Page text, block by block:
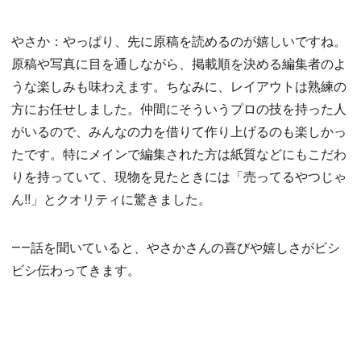
やさか：やっぱり、先に原稿を読めるのが嬉しいですね。
原稿や写真に目を通しながら、掲載順を決める編集者のよ
うな楽しみも味わえます。ちなみに、レイアウトは熟練の
方にお任せしました。仲間にそういうプロの技を持った人
がいるので、みんなの力を借りて作り上げるのも楽しかっ
たです。特にメインで編集された方は紙質などにもこだわ
りを持っていて、現物を見たときには「売ってるやつじゃ
ん!!」とクオリティに驚きました。
――話を聞いていると、やさかさんの喜びや嬉しさがビシ
ビシ伝わってきます。